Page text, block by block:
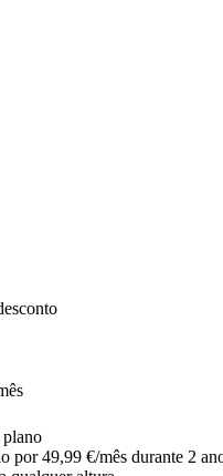
por 49,99 €/mês durante 2